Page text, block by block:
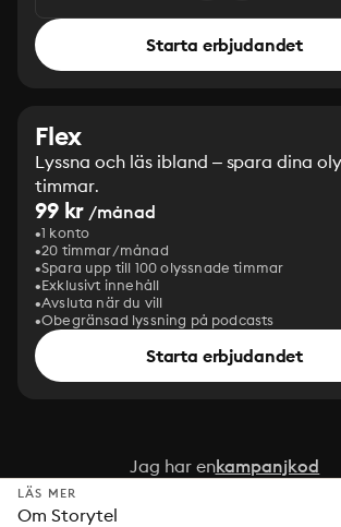
Starta erbjudandet
Flex
Lyssna och läs ibland – spara dina
timmar.
99 kr /månad
1 konto
20 timmar/månad
Spara upp till 100 olyssnade timmar
Exklusivt innehåll
Avsluta när du vill
Obegränsad lyssning på podcasts
Starta erbjudandet
Jag har enkampanjkod
LÄS MER
Om Storytel